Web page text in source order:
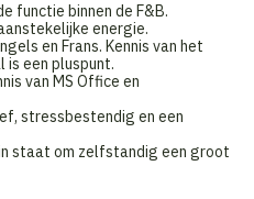
functie binnen de F&B.
energie.
en Frans. Kennis van het
is een pluspunt.
van MS Office en
stressbestendig en een
staat om zelfstandig een groot